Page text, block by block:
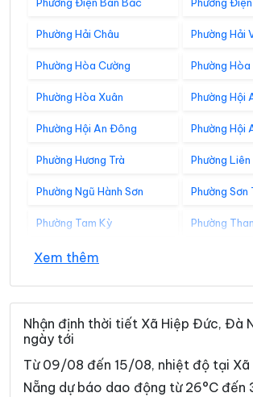
Phường Điện Bàn Bắc Phường
Phường Hải Châu Phường Hải
Phường Hòa Cường Phường Hòa
Phường Hòa Xuân Phường Hội
Phường Hội An Đông Phường Hội
Phường Hương Trà Phường Liên
Phường Ngũ Hành Sơn Phường Sơn
Phường Tam Kỳ Phường
Xã Avương
Xã Bến Giằng Xã Bến Hiên
Xã Chiên Đàn Xã Đắc
Xã Đại Lộc
Xã Đồng Dương Xã Đông
Xem thêm
Nhận định thời tiết Xã Hiệp Đức, Đà
ngày tới
Từ 09/08 đến 15/08, nhiệt độ tại
Nẵng dự báo dao động từ 26°C đến